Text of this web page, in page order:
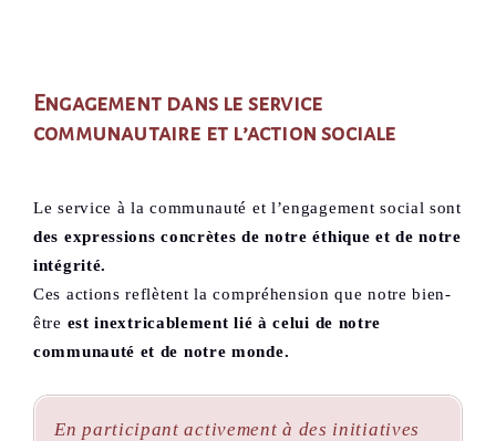
Engagement dans le service
communautaire et l’action sociale
Le service à la communauté et l’engagement social sont
des expressions concrètes de notre éthique et de notre
intégrité.
Ces actions reflètent la compréhension que notre bien-
être est inextricablement lié à celui de notre
communauté et de notre monde.
En participant activement à des initiatives